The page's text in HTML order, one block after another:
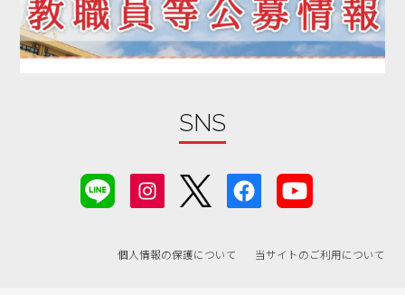
SNS
個人情報の保護について 当サイトのご利用について